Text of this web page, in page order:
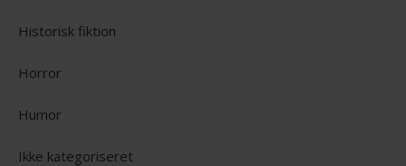
Historisk fiktion
Horror
Humor
Ikke kategoriseret